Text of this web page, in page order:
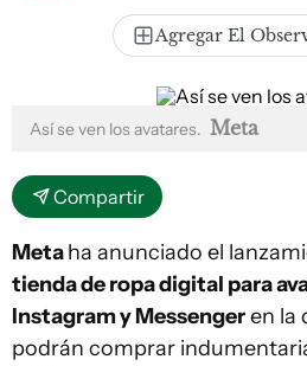
Agregar El
Así se ven los avatares. Meta
Compartir
Metaha anunciado el
tienda de ropa digital para
Instagram y Messengeren la
podrán comprar